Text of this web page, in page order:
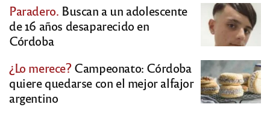
Paradero. Buscan a un adolescente
de 16 años desaparecido en
Córdoba
¿Lo merece?Campeonato: Córdoba
quiere quedarse con el mejor alfajor
argentino